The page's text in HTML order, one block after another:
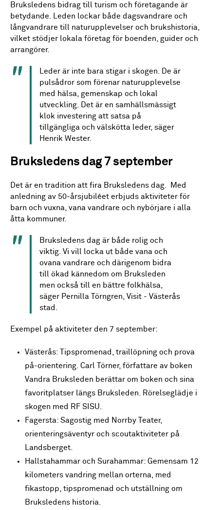
Bruksledens bidrag till turism och företagande är
betydande. Leden lockar både dagsvandrare och
långvandrare till naturupplevelser och brukshistoria,
vilket stödjer lokala företag för boenden, guider och
arrangörer.
Leder är inte bara stigar i skogen. De är
pulsådror som förenar naturupplevelse
med hälsa, gemenskap och lokal
utveckling. Det är en samhällsmässigt
klok investering att satsa på
tillgängliga och välskötta leder, säger
Henrik Wester.
Bruksledens dag 7 september
Det är en tradition att fira Bruksledens dag. Med
anledning av 50-årsjubiléet erbjuds aktiviteter för
barn och vuxna, vana vandrare och nybörjare i alla
åtta kommuner.
Bruksledens dag är både rolig och
viktig. Vi vill locka ut både vana och
ovana vandrare och därigenom bidra
till ökad kännedom om Bruksleden
men också till en bättre folkhälsa,
säger Pernilla Törngren, Visit - Västerås
stad.
Exempel på aktiviteter den 7 september:
Västerås: Tipspromenad, traillöpning och prova
på-orientering. Carl Törner, författare av boken
Vandra Bruksleden berättar om boken och sina
favoritplatser längs Bruksleden. Rörelseglädje i
skogen med RF SISU.
Fagersta: Sagostig med Norrby Teater,
orienteringsäventyr och scoutaktiviteter på
Landsberget.
Hallstahammar och Surahammar: Gemensam 12
kilometers vandring mellan orterna, med
fikastopp, tipspromenad och utställning om
Bruksledens historia.